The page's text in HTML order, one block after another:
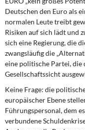
Deutschen den Euro als
nor­malen Leute treibt
Risiken auf sich lädt und
sich eine Regierung, die
zwangsläufig die
eine politische Partei, die
Gesellschaftssicht
Keine Frage: die
europäischer Ebene
Führungspersonal, dem
verbundene